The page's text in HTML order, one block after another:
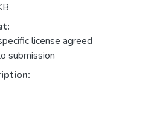
license agreed
submission